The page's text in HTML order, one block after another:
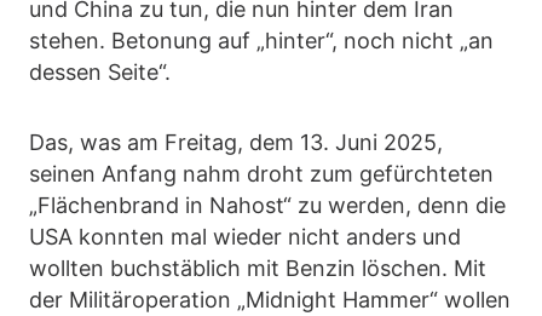
und China zu tun, die nun hinter dem Iran
stehen. Betonung auf „hinter“, noch nicht „an
dessen Seite“.
Das, was am Freitag, dem 13. Juni 2025,
seinen Anfang nahm droht zum gefürchteten
„Flächenbrand in Nahost“ zu werden, denn die
USA konnten mal wieder nicht anders und
wollten buchstäblich mit Benzin löschen. Mit
der Militäroperation „Midnight Hammer“ wollen